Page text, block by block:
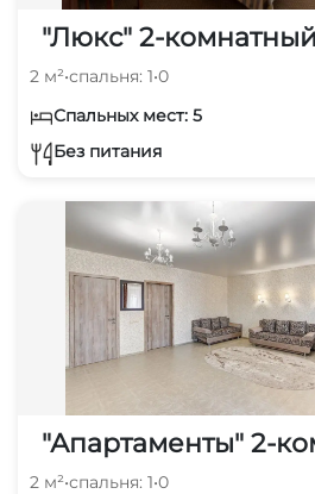
"Люкс" 2-комнатный
2 м²•спальня: 1•0
Спальных мест: 5
Без питания
"Апартаменты" 2-
2 м²•спальня: 1•0